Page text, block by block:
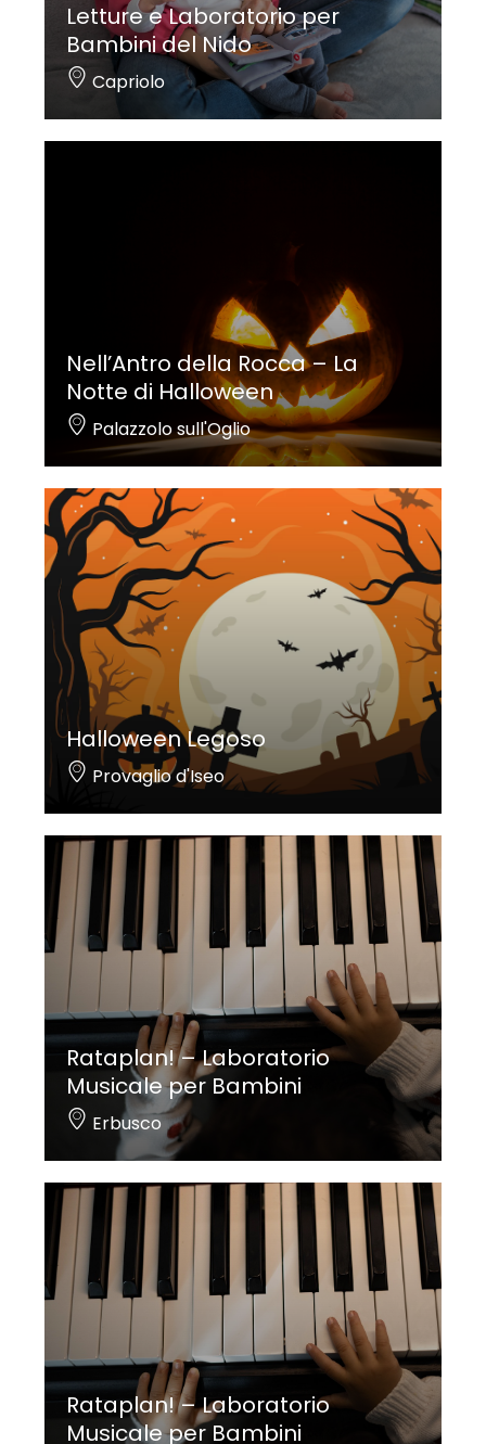
Letture e Laboratorio per
Bambini del Nido
Capriolo
Nell’Antro della Rocca – La
Notte di Halloween
Palazzolo sull'Oglio
Halloween Legoso
Provaglio d'Iseo
Rataplan! – Laboratorio
Musicale per Bambini
Erbusco
Rataplan! – Laboratorio
Musicale per Bambini